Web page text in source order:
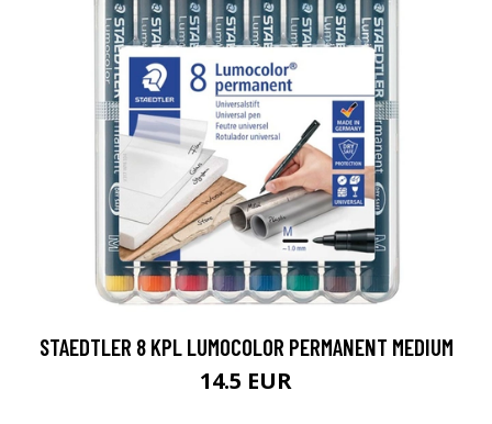
STAEDTLER 8 KPL LUMOCOLOR PERMANENT MEDIUM
14.5 EUR